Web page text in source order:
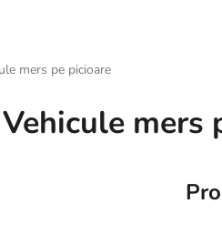
mers pe picioare
Vehicule mers